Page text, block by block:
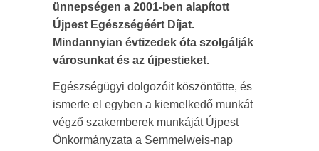
ünnepségen a 2001-ben alapított
Újpest Egészségéért Díjat.
Mindannyian évtizedek óta szolgálják
városunkat és az újpestieket.
Egészségügyi dolgozóit köszöntötte, és
ismerte el egyben a kiemelkedő munkát
végző szakemberek munkáját Újpest
Önkormányzata a Semmelweis-nap